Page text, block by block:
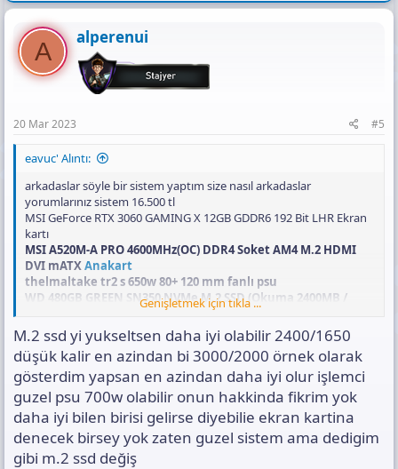
A alperenui
20 Mar 2023 #5
eavuc' Alıntı:
arkadaslar söyle bir sistem yaptım size nasıl arkadaslar
yorumlarınız sistem 16.500 tl
MSI GeForce RTX 3060 GAMING X 12GB GDDR6 192 Bit LHR Ekran
kartı
MSI A520M-A PRO 4600MHz(OC) DDR4 Soket AM4 M.2 HDMI
DVI mATXAnakart
thelmaltake tr2 s 650w 80+ 120 mm fanlı psu
WD 480GB GREEN SN350 NVMe M.2 SSD (Okuma 2400MB /
NZXT H510 Tempered Glass USB 3.1 Kırmızı/Siyah Mid Tower
kasa
AMD Ryzen 5 5600 3.5GHz 32MB Önbellek 6 Çekirdek AM4 7nm
İşlemci
GSKILL 8GB Ripjaws V Siyah 3600MHz CL18 DDR4 Single Kit
Ram 2 adet nasıl siten
nasıl sitem iyimi
oyunlar da üzmez degil mi
Genişletmek için tıkla ...
M.2 ssd yi yukseltsen daha iyi olabilir 2400/1650
düşük kalir en azindan bi 3000/2000 örnek olarak
gösterdim yapsan en azindan daha iyi olur işlemci
guzel psu 700w olabilir onun hakkinda fikrim yok
daha iyi bilen birisi gelirse diyebilie ekran kartina
denecek birsey yok zaten guzel sistem ama dedigim
gibi m.2 ssd değiş